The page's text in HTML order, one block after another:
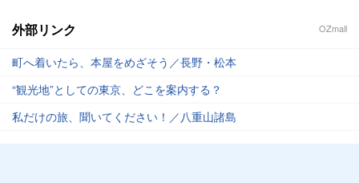
外部リンク OZmall
町へ着いたら、本屋をめざそう／長野・松本
“観光地”としての東京、どこを案内する？
私だけの旅、聞いてください！／八重山諸島